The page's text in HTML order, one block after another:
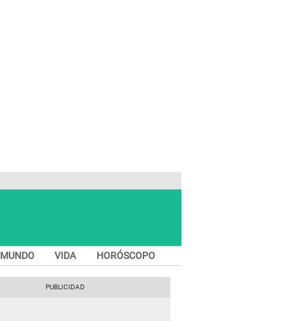
MUNDO VIDA HORÓSCOPO